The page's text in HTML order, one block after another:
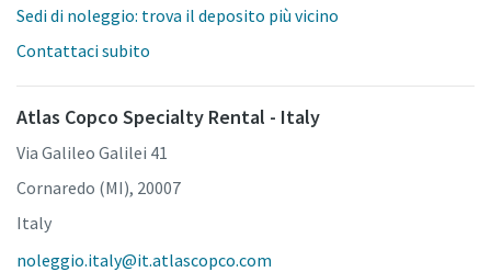
Sedi di noleggio: trova il deposito più vicino
Contattaci subito
Atlas Copco Specialty Rental - Italy
Via Galileo Galilei 41
Cornaredo (MI), 20007
Italy
noleggio.italy@it.atlascopco.com